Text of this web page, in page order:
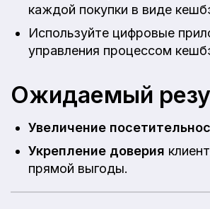
каждой покупки в виде
Используйте цифровые
управления процессом
Ожидаемый
Увеличение
Укрепление доверия
прямой выгоды.